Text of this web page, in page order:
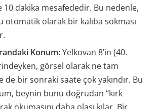
10 dakika mesafededir. Bu nedenle,
otomatik olarak bir kalıba sokması
Konum:Yelkovan 8’in (40.
görsel olarak ne tam
de bir sonraki saate çok yakındır. Bu
beynin bunu doğrudan “kırk
okumasını daha olası kılar. Bir